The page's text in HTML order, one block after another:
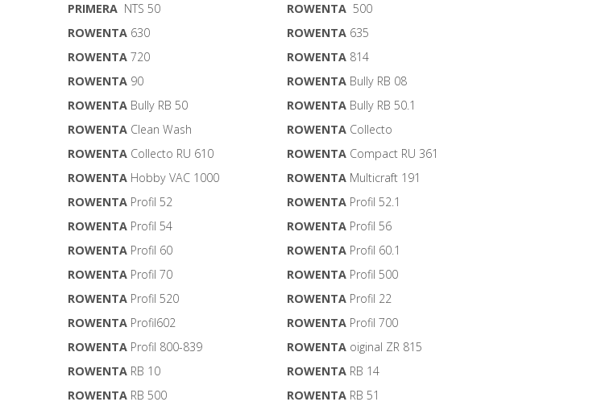
PRIMERANTS 50 ROWENTA 500
ROWENTA630 ROWENTA 635
ROWENTA720 ROWENTA 814
ROWENTA90 ROWENTA Bully RB 08
ROWENTABully RB 50 ROWENTA Bully RB 50.1
ROWENTAClean Wash ROWENTA Collecto
ROWENTACollecto RU 610 ROWENTA Compact RU 361
ROWENTAHobby VAC 1000 ROWENTA Multicraft 191
ROWENTAProfil 52 ROWENTA Profil 52.1
ROWENTAProfil 54 ROWENTA Profil 56
ROWENTAProfil 60 ROWENTA Profil 60.1
ROWENTAProfil 70 ROWENTA Profil 500
ROWENTAProfil 520 ROWENTA Profil 22
ROWENTAProfil602 ROWENTA Profil 700
ROWENTAProfil 800-839 ROWENTA oiginal ZR 815
ROWENTARB 10 ROWENTA RB 14
ROWENTARB 500 ROWENTA RB 51